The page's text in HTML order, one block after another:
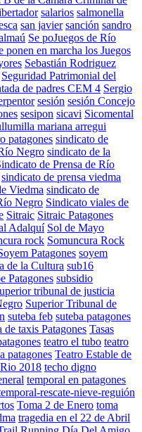
salarios salmonella
san javier sanción sandro
Se poJuegos de Río
ponen en marcha los Juegos
Sebastián Rodriguez
Seguridad Patrimonial del
de padres CEM 4 Sergio
sesión sesión Concejo
sesipon sicavi Sicomental
mariana arregui
patagones sindicato de
Negro sindicato de la
de Prensa de Río
sindicato de prensa viedma
Viedma sindicato de
Negro Sindicato viales de
Sitraic Sitraic Patagones
Adalquí Sol de Mayo
rock Somuncura Rock
Patagones soyem
de la Cultura sub16
Patagones subsidio
tribunal de justicia
Superior Tribunal de
suteba feb suteba patagones
de taxis Patagones Tasas
teatro el tubo teatro
patagones Teatro Estable de
2018 techo digno
temporal en patagones
rescate-nieve-reguión
Toma 2 de Enero toma
tragedia en el 22 de Abril